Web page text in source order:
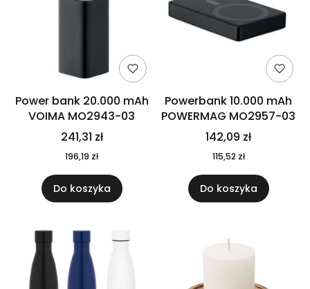
Power bank 20.000 mAh
VOIMA MO2943-03
241,31 zł
196,19 zł
Do koszyka
Powerbank 10.000 mAh
POWERMAG MO2957-03
142,09 zł
115,52 zł
Do koszyka